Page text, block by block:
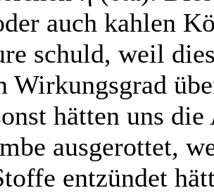
auch kahlen
schuld, weil
Wirkungsgrad
hätten uns
ausgerottet,
entzündet